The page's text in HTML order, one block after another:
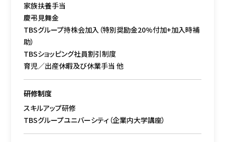
家族扶養手当
慶弔見舞金
TBSグループ持株会加入（特別奨励金20%付加+加入時補
助）
TBSショッピング社員割引制度
育児／出産休暇及び休業手当 他
研修制度
スキルアップ研修
TBSグループユニバーシティ（企業内大学講座）